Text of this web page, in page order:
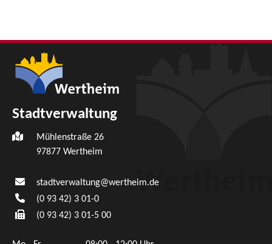
Stadtverwaltung
Mühlenstraße 26
97877 Wertheim
stadtverwaltung@wertheim.de
(0 93 42) 3 01-0
(0 93 42) 3 01-5 00